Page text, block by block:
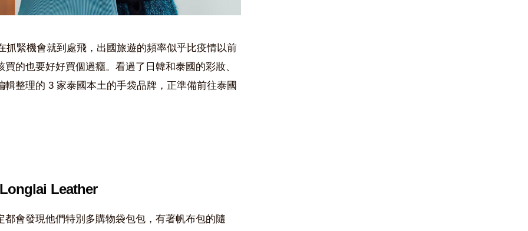
抓緊機會就到處飛，出國旅遊的頻率似乎比疫情以前
的也要好好買個過癮。看過了日韓和泰國的彩妝、
整理的 3 家泰國本土的手袋品牌，正準備前往泰國
Leather
會發現他們特別多購物袋包包，有著帆布包的隨